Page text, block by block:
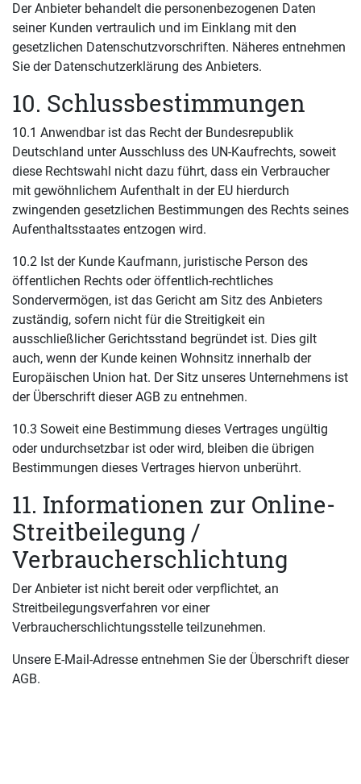
Der Anbieter behandelt die personenbezogenen Daten
seiner Kunden vertraulich und im Einklang mit den
gesetzlichen Datenschutzvorschriften. Näheres entnehmen
Sie der Datenschutzerklärung des Anbieters.
10. Schlussbestimmungen
10.1 Anwendbar ist das Recht der Bundesrepublik
Deutschland unter Ausschluss des UN-Kaufrechts, soweit
diese Rechtswahl nicht dazu führt, dass ein Verbraucher
mit gewöhnlichem Aufenthalt in der EU hierdurch
zwingenden gesetzlichen Bestimmungen des Rechts seines
Aufenthaltsstaates entzogen wird.
10.2 Ist der Kunde Kaufmann, juristische Person des
öffentlichen Rechts oder öffentlich-rechtliches
Sondervermögen, ist das Gericht am Sitz des Anbieters
zuständig, sofern nicht für die Streitigkeit ein
ausschließlicher Gerichtsstand begründet ist. Dies gilt
auch, wenn der Kunde keinen Wohnsitz innerhalb der
Europäischen Union hat. Der Sitz unseres Unternehmens ist
der Überschrift dieser AGB zu entnehmen.
10.3 Soweit eine Bestimmung dieses Vertrages ungültig
oder undurchsetzbar ist oder wird, bleiben die übrigen
Bestimmungen dieses Vertrages hiervon unberührt.
11. Informationen zur Online-
Streitbeilegung /
Verbraucherschlichtung
Der Anbieter ist nicht bereit oder verpflichtet, an
Streitbeilegungsverfahren vor einer
Verbraucherschlichtungsstelle teilzunehmen.
Unsere E-Mail-Adresse entnehmen Sie der Überschrift dieser
AGB.